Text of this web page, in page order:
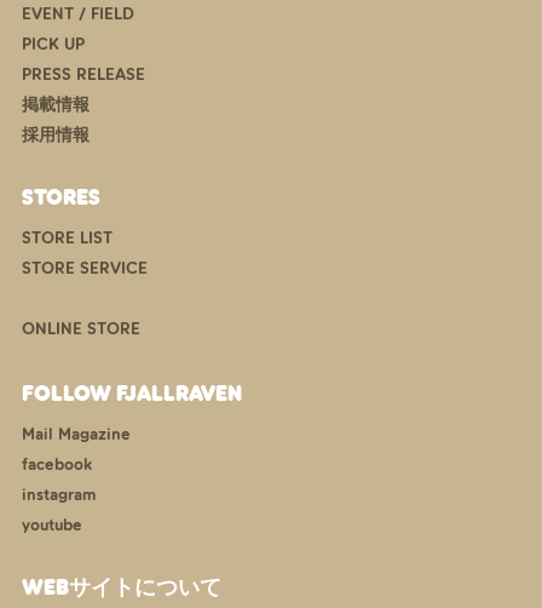
EVENT / FIELD
PICK UP
PRESS RELEASE
掲載情報
採用情報
STORES
STORE LIST
STORE SERVICE
ONLINE STORE
FOLLOW FJALLRAVEN
Mail Magazine
facebook
instagram
youtube
WEBサイトについて